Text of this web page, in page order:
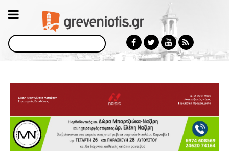
Αναζήτηση